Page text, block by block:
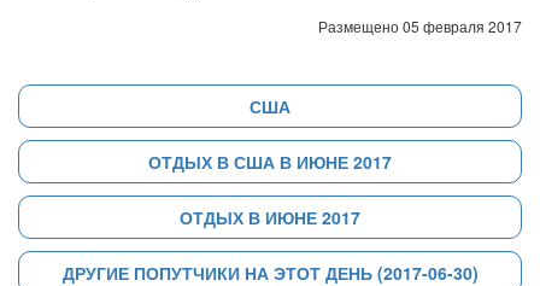
Размещено 05 февраля 2017
США
ОТДЫХ В США В ИЮНЕ 2017
ОТДЫХ В ИЮНЕ 2017
ДРУГИЕ ПОПУТЧИКИ НА ЭТОТ ДЕНЬ (2017-06-30)